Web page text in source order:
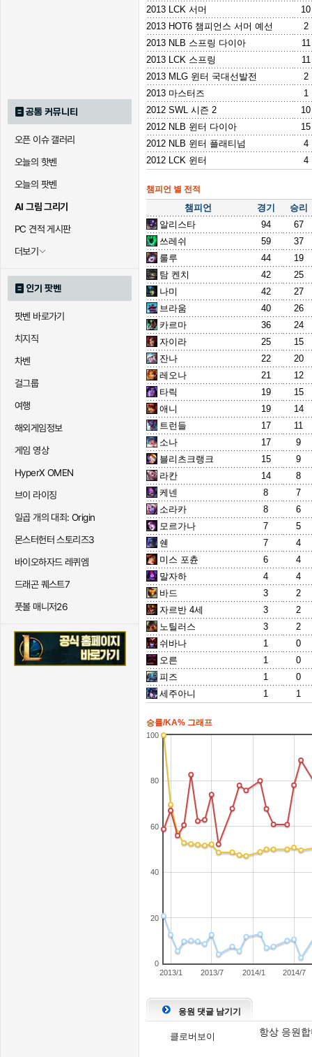
공통 커뮤니티
오픈 이슈 갤러리
오늘의 핫벤
오늘의 팟벤
AI 그림 그리기
PC 견적 게시판
더보기
인기 팟벤
팟벤 바로가기
치지직
차벤
걸그룹
여행
해외게임정보
게임 영상
HyperX OMEN
브이 라이징
일곱 개의 대죄: Origin
몬스터헌터 스토리즈3
바이오하자드 레퀴엠
드래곤 퀘스트7
풋볼 매니저26
2013 LCK 서머
10
2013 HOT6 챔피언스 서머 예선
2
2013 NLB 스프링 다이아
11
2013 LCK 스프링
11
2013 MLG 윈터 국대선발전
2
2013 마스터즈
1
2012 SWL 시즌 2
10
2012 NLB 윈터 다이아
15
2012 NLB 윈터 플래티넘
4
2012 LCK 윈터
4
챔피언 별 전적
챔피언 경기
승리
알리스타
94
67
쓰레쉬
59
37
룰루
44
19
탐 켄치
42
25
나미
42
27
브라움
40
26
카르마
36
24
자이라
25
15
잔나
22
20
레오나
21
12
타릭
19
15
애니
19
14
트런들
17
11
소나
17
9
블리츠크랭크
15
9
라칸
14
8
케넨
8
7
소라카
8
6
모르가나
7
5
쉔
7
4
미스 포츈
6
4
말자하
4
4
바드
3
2
자르반 4세
3
2
노틸러스
3
2
쉬바나
1
0
오른
1
0
피즈
1
0
세주아니
1 1
승률/KA% 그래프
2013/1 2013/7 2014/1 2014/7
0
20
40
60
80
100
응원 댓글 남기기
클로버보이 항상 응원